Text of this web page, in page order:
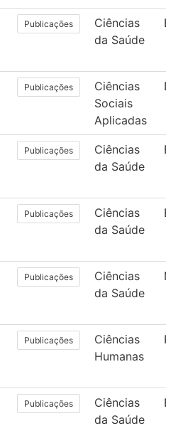
Publicações
Ciências
da Saúde
Publicações
Ciências
Sociais
Aplicadas
Publicações
Ciências
da Saúde
Publicações
Ciências
da Saúde
Publicações
Ciências
da Saúde
Publicações
Ciências
Humanas
Publicações
Ciências
da Saúde